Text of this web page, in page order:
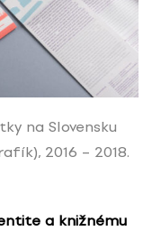
na Slovensku
2016 – 2018.
a knižnému